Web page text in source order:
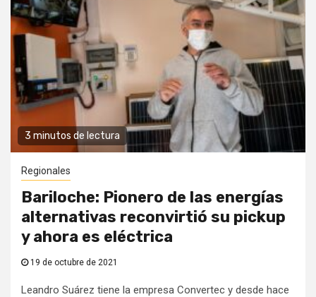
3 minutos de lectura
Regionales
Bariloche: Pionero de las energías
alternativas reconvirtió su pickup
y ahora es eléctrica
19 de octubre de 2021
Leandro Suárez tiene la empresa Convertec y desde hace